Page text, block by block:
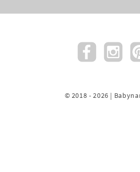
© 2018 - 2026 |